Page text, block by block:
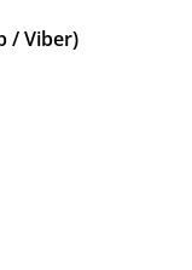
chơi có
hồi bóng
với nhiều
/ Viber)